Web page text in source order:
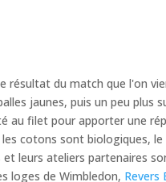
résultat du match que l'on
jaunes, puis un peu plus
au filet pour apporter une
cotons sont biologiques,
leurs ateliers partenaires
loges de Wimbledon, Revers